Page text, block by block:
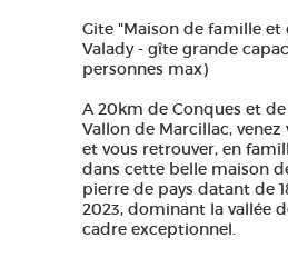
Gite "Maison de famille et
Valady - gîte grande
personnes max)
A 20km de Conques et
Vallon de Marcillac, venez
et vous retrouver, en
dans cette belle maison
pierre de pays datant de
2023, dominant la vallée
cadre exceptionnel.